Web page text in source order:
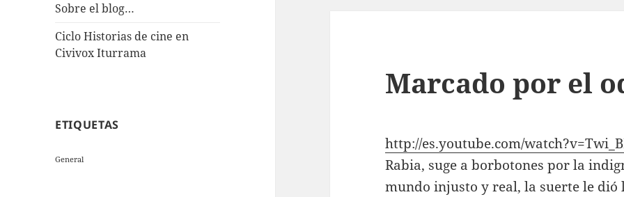
Sobre el blog…
Ciclo Historias de cine en
Civivox Iturrama
ETIQUETAS
General
Marcado por el
http://es.youtube.com/
Rabia, suge a borbotones por la
mundo injusto y real, la suerte le dió